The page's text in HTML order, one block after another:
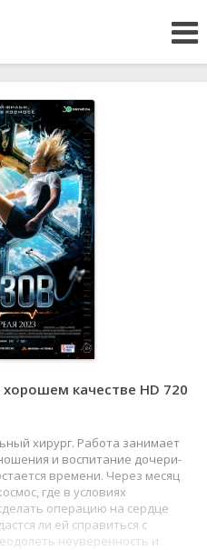
качестве HD 720
хирург. Работа занимает
и воспитание дочери-
времени. Через месяц
где в условиях
операцию на сердце
ли ей справиться с
неуверенность и